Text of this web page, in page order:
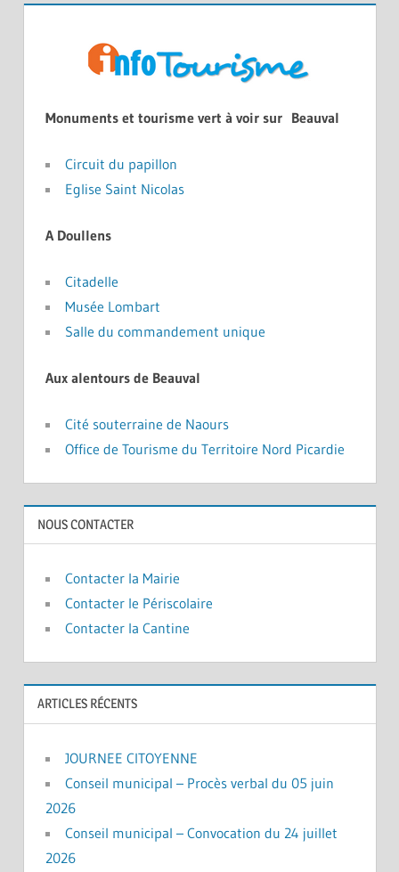
Monuments et tourisme vert à voir sur Beauval
Circuit du papillon
Eglise Saint Nicolas
A Doullens
Citadelle
Musée Lombart
Salle du commandement unique
Aux alentours de Beauval
Cité souterraine de Naours
Office de Tourisme du Territoire Nord Picardie
NOUS CONTACTER
Contacter la Mairie
Contacter le Périscolaire
Contacter la Cantine
ARTICLES RÉCENTS
JOURNEE CITOYENNE
Conseil municipal – Procès verbal du 05 juin
2026
Conseil municipal – Convocation du 24 juillet
2026